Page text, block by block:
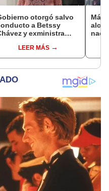
otorgó salvo
a Betssy
y exministra
madrugadaLEER MÁS
Más